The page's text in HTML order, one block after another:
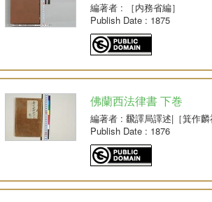
編著者 : ［内務省編］
Publish Date : 1875
佛蘭西法律書 下巻
編著者 : 飜譯局譯述|［箕作
Publish Date : 1876